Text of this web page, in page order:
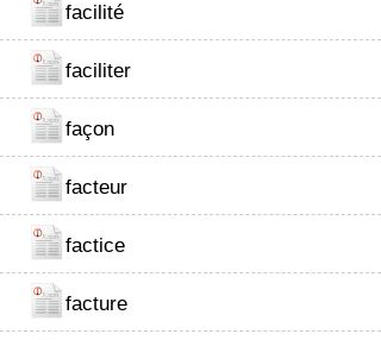
facilité
faciliter
façon
facteur
factice
facture